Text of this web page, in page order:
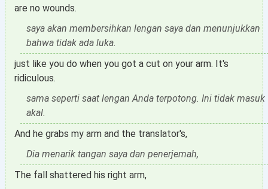
are no wounds.
saya akan membersihkan lengan saya dan menunjukkan
bahwa tidak ada luka.
just like you do when you got a cut on your arm. It's
ridiculous.
sama seperti saat lengan Anda terpotong. Ini tidak masuk
akal.
And he grabs my arm and the translator's,
Dia menarik tangan saya dan penerjemah,
The fall shattered his right arm,